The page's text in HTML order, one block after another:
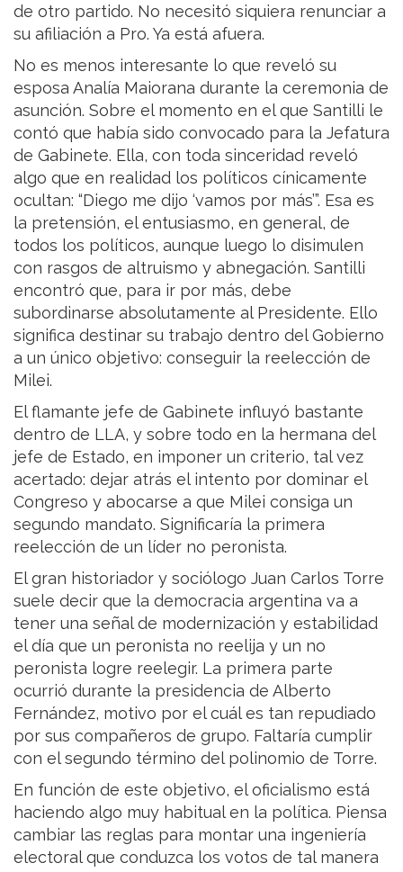
de otro partido. No necesitó siquiera renunciar a
su afiliación a Pro. Ya está afuera.
No es menos interesante lo que reveló su
esposa Analía Maiorana durante la ceremonia de
asunción. Sobre el momento en el que Santilli le
contó que había sido convocado para la Jefatura
de Gabinete. Ella, con toda sinceridad reveló
algo que en realidad los políticos cínicamente
ocultan: “Diego me dijo ‘vamos por más’”. Esa es
la pretensión, el entusiasmo, en general, de
todos los políticos, aunque luego lo disimulen
con rasgos de altruismo y abnegación. Santilli
encontró que, para ir por más, debe
subordinarse absolutamente al Presidente. Ello
significa destinar su trabajo dentro del Gobierno
a un único objetivo: conseguir la reelección de
Milei.
El flamante jefe de Gabinete influyó bastante
dentro de LLA, y sobre todo en la hermana del
jefe de Estado, en imponer un criterio, tal vez
acertado: dejar atrás el intento por dominar el
Congreso y abocarse a que Milei consiga un
segundo mandato. Significaría la primera
reelección de un líder no peronista.
El gran historiador y sociólogo Juan Carlos Torre
suele decir que la democracia argentina va a
tener una señal de modernización y estabilidad
el día que un peronista no reelija y un no
peronista logre reelegir. La primera parte
ocurrió durante la presidencia de Alberto
Fernández, motivo por el cuál es tan repudiado
por sus compañeros de grupo. Faltaría cumplir
con el segundo término del polinomio de Torre.
En función de este objetivo, el oficialismo está
haciendo algo muy habitual en la política. Piensa
cambiar las reglas para montar una ingeniería
electoral que conduzca los votos de tal manera